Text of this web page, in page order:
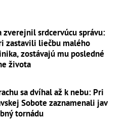
zverejnil srdcervúcu správu:
zastavili liečbu malého
zostávajú mu posledné
života
sa dvíhal až k nebu: Pri
Sobote zaznamenali jav
tornádu